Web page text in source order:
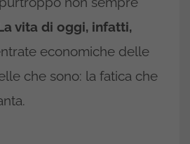
vita di oggi, infatti,
economiche delle
che sono: la fatica che